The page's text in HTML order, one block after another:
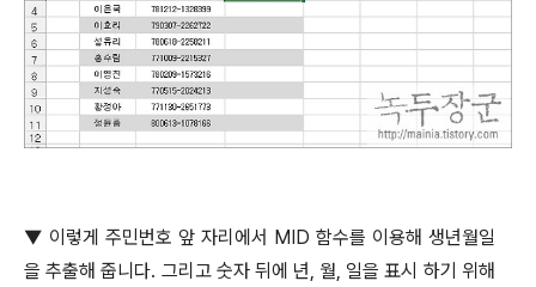
▼ 이렇게 주민번호 앞 자리에서 MID 함수를 이용해 생년월일
을 추출해 줍니다. 그리고 숫자 뒤에 년, 월, 일을 표시 하기 위해